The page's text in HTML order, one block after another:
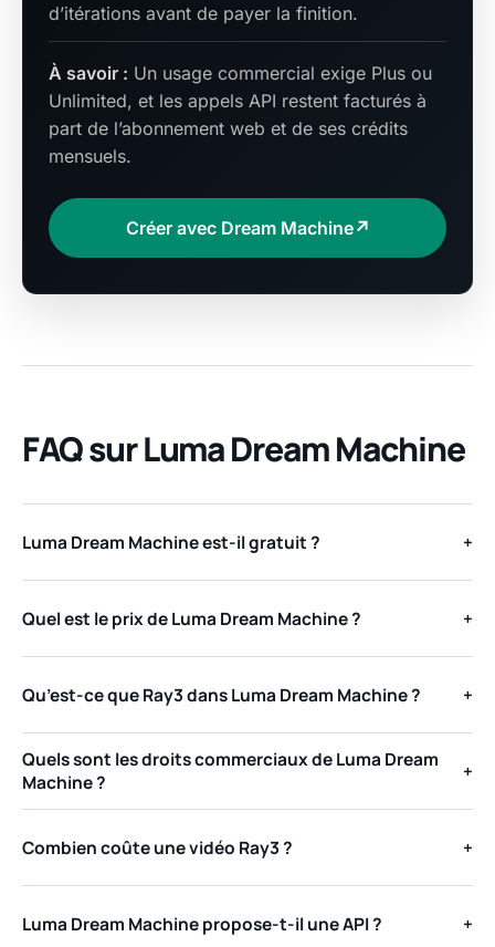
d’itérations avant de payer la finition.
À savoir : Un usage commercial exige Plus ou
Unlimited, et les appels API restent facturés à
part de l’abonnement web et de ses crédits
mensuels.
Créer avec Dream Machine↗
FAQ sur Luma Dream Machine
Luma Dream Machine est-il gratuit ? +
Quel est le prix de Luma Dream Machine ? +
Qu’est-ce que Ray3 dans Luma Dream Machine ? +
Quels sont les droits commerciaux de Luma Dream
Machine ?
+
Combien coûte une vidéo Ray3 ? +
Luma Dream Machine propose-t-il une API ? +